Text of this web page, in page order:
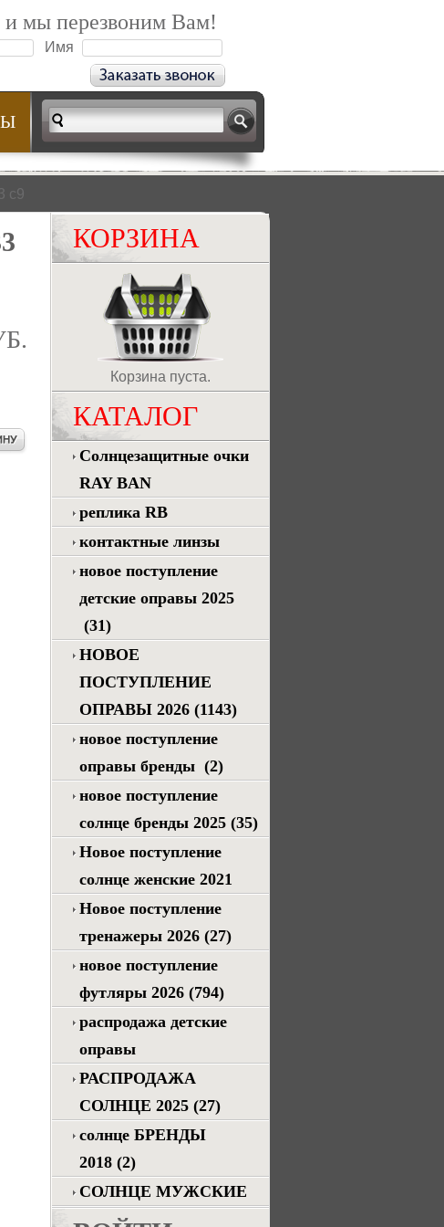
и мы перезвоним Вам!
Имя
c9
КОРЗИНА
Корзина пуста.
КАТАЛОГ
Солнцезащитные очки
RAY BAN
реплика RB
контактные линзы
новое поступление
детские оправы 2025
(31)
НОВОЕ
ПОСТУПЛЕНИЕ
ОПРАВЫ 2026(1143)
новое поступление
оправы бренды (2)
новое поступление
солнце бренды 2025(35)
Новое поступление
солнце женские 2021
Новое поступление
тренажеры 2026(27)
новое поступление
футляры 2026(794)
распродажа детские
оправы
РАСПРОДАЖА
СОЛНЦЕ 2025(27)
солнце БРЕНДЫ
2018(2)
СОЛНЦЕ МУЖСКИЕ